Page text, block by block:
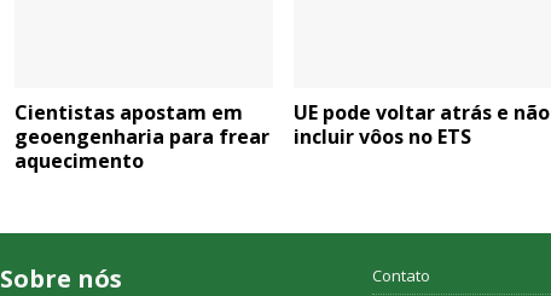
Cientistas apostam em
geoengenharia para frear
aquecimento
UE pode voltar atrás e não
incluir vôos no ETS
Sobre nós
Contato